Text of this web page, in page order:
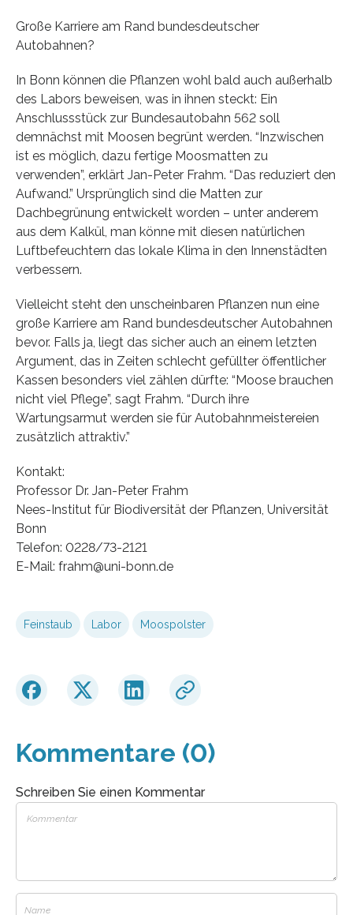
Große Karriere am Rand bundesdeutscher
Autobahnen?
In Bonn können die Pflanzen wohl bald auch außerhalb
des Labors beweisen, was in ihnen steckt: Ein
Anschlussstück zur Bundesautobahn 562 soll
demnächst mit Moosen begrünt werden. “Inzwischen
ist es möglich, dazu fertige Moosmatten zu
verwenden”, erklärt Jan-Peter Frahm. “Das reduziert den
Aufwand.” Ursprünglich sind die Matten zur
Dachbegrünung entwickelt worden – unter anderem
aus dem Kalkül, man könne mit diesen natürlichen
Luftbefeuchtern das lokale Klima in den Innenstädten
verbessern.
Vielleicht steht den unscheinbaren Pflanzen nun eine
große Karriere am Rand bundesdeutscher Autobahnen
bevor. Falls ja, liegt das sicher auch an einem letzten
Argument, das in Zeiten schlecht gefüllter öffentlicher
Kassen besonders viel zählen dürfte: “Moose brauchen
nicht viel Pflege”, sagt Frahm. “Durch ihre
Wartungsarmut werden sie für Autobahnmeistereien
zusätzlich attraktiv.”
Kontakt:
Professor Dr. Jan-Peter Frahm
Nees-Institut für Biodiversität der Pflanzen, Universität
Bonn
Telefon: 0228/73-2121
E-Mail: frahm@uni-bonn.de
Feinstaub Labor Moospolster
Kommentare (0)
Schreiben Sie einen Kommentar